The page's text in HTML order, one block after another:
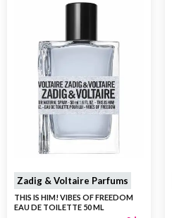
Zadig & Voltaire Parfums
THIS IS HIM! VIBES OF FREEDOM
EAU DE TOILETTE 50 ML